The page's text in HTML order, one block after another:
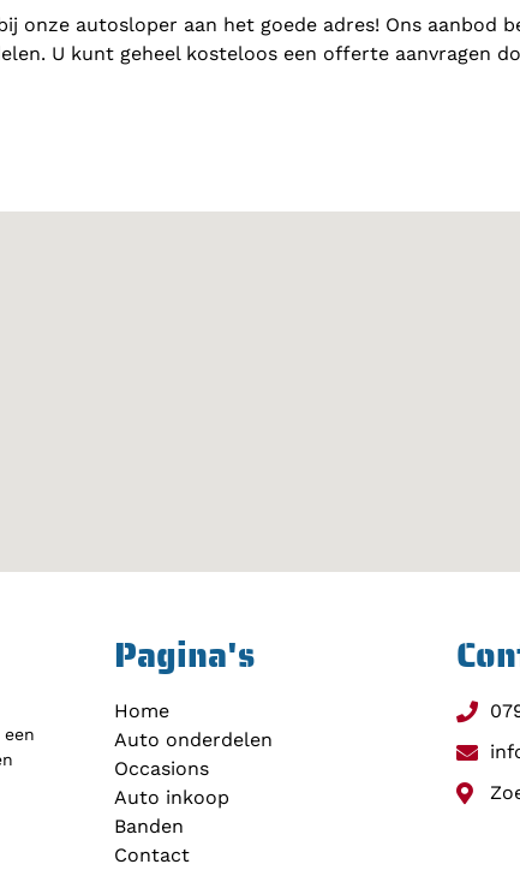
onze autosloper aan het goede adres! Ons aanbod
U kunt geheel kosteloos een offerte aanvragen
Pagina's
Home
Auto onderdelen
Occasions
Auto inkoop
Banden
Contact